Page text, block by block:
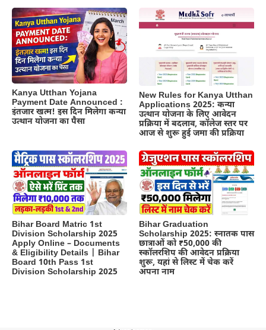
Kanya Utthan Yojana
Payment Date Announced :
इंतजार खत्म! इस दिन मिलेगा कन्या
उत्थान योजना का पैसा
New Rules for Kanya Utthan
Applications 2025: कन्या
उत्थान योजना के लिए आवेदन
प्रक्रिया में बदलाव, कॉलेज स्तर पर
आज से शुरू हुई जमा की प्रक्रिया
Bihar Board Matric 1st
Division Scholarship 2025
Apply Online – Documents
& Eligibility Details | Bihar
Board 10th Pass 1st
Division Scholarship 2025
Bihar Graduation
Scholarship 2025: स्नातक पास
छात्राओं को ₹50,000 की
स्कॉलरशिप की आवेदन प्रक्रिया
शुरू, यहां से लिस्ट में चेक करें
अपना नाम